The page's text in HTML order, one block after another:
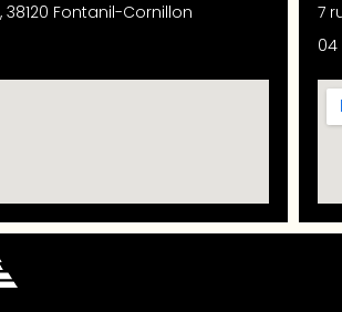
38120 Fontanil-Cornillon
7
04